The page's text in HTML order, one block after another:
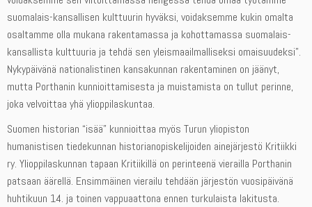
suomalais-kansallisen kulttuurin hyväksi, voidaksemme kukin omalta
osaltamme olla mukana rakentamassa ja kohottamassa suomalais-
kansallista kulttuuria ja tehdä sen yleismaailmalliseksi omaisuudeksi”.
Nykypäivänä nationalistinen kansakunnan rakentaminen on jäänyt,
mutta Porthanin kunnioittamisesta ja muistamista on tullut perinne,
joka velvoittaa yhä ylioppilaskuntaa.
Suomen historian “isää” kunnioittaa myös Turun yliopiston
humanistisen tiedekunnan historianopiskelijoiden ainejärjestö Kritiikki
ry. Ylioppilaskunnan tapaan Kritiikillä on perinteenä vierailla Porthanin
patsaan äärellä. Ensimmäinen vierailu tehdään järjestön vuosipäivänä
huhtikuun 14. ja toinen vappuaattona ennen turkulaista lakitusta.